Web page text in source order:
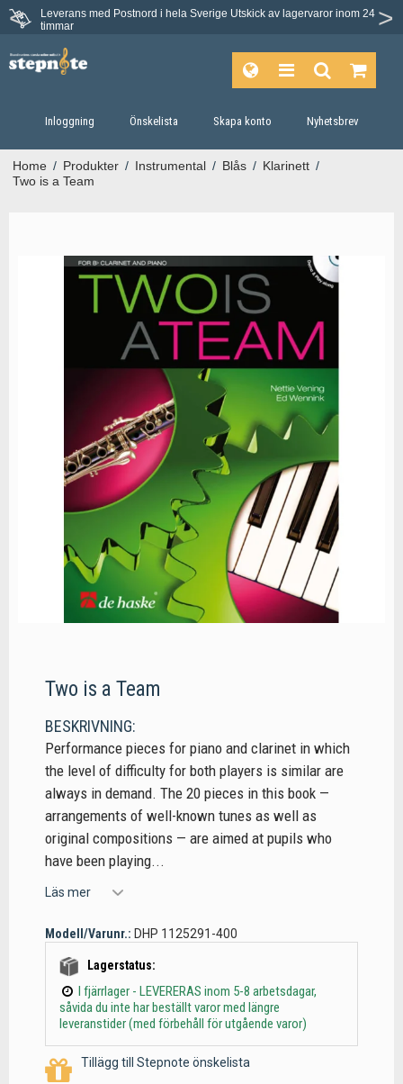
Leverans med Postnord i hela Sverige Utskick av lagervaror inom 24
timmar
Inloggning Önskelista Skapa konto Nyhetsbrev
Home / Produkter / Instrumental / Blås / Klarinett /
Two is a Team
Two is a Team
BESKRIVNING:
Performance pieces for piano and clarinet in which
the level of difficulty for both players is similar are
always in demand. The 20 pieces in this book —
arrangements of well-known tunes as well as
original compositions — are aimed at pupils who
have been playing...
Läs mer
Modell/Varunr.: DHP 1125291-400
Lagerstatus:
I fjärrlager - LEVERERAS inom 5-8 arbetsdagar,
såvida du inte har beställt varor med längre
leveranstider (med förbehåll för utgående varor)
Tillägg till Stepnote önskelista